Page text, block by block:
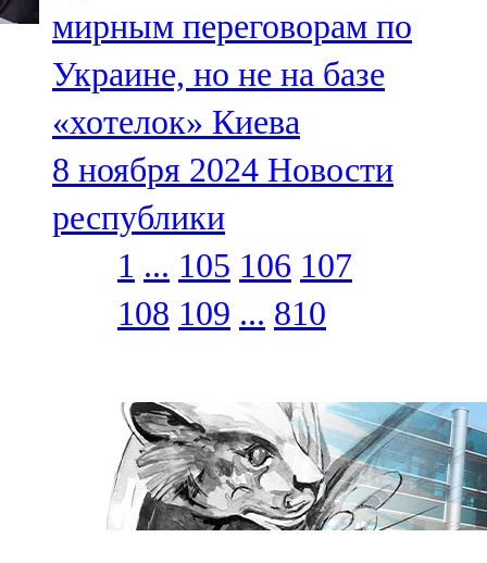
мирным переговорам по
Украине, но не на базе
«хотелок» Киева
8 ноября 2024 Новости
республики
1 ... 105 106 107
108 109 ... 810